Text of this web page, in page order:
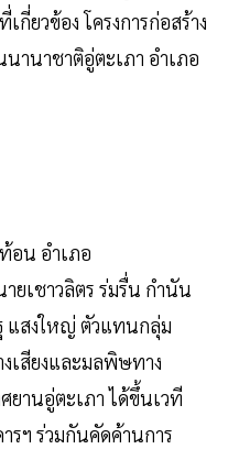
ยวข้อง โครงการก่อสร้าง
านาชาติอู่ตะเภา อำเภอ
อน อำเภอ
ยเชาวลิตร ร่มรื่น กำนัน
แสงใหญ่ ตัวแทนกลุ่ม
เสียงและมลพิษทาง
ยานอู่ตะเภา ได้ขึ้นเวที
รฯ ร่วมกันคัดค้านการ